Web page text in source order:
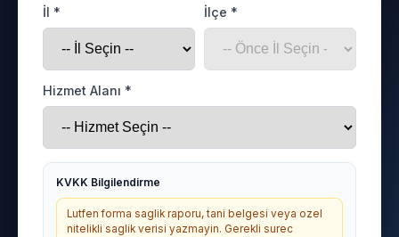
İl * İlçe *
Hizmet Alanı *
KVKK Bilgilendirme
Lutfen forma saglik raporu, tani belgesi veya ozel
nitelikli saglik verisi yazmayin. Gerekli surec